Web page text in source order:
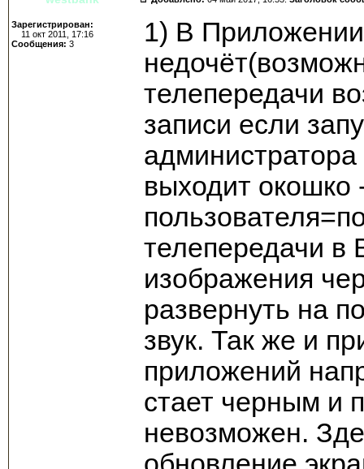
Зарегистрирован:
11 окт 2011, 17:16
Сообщения: 3
1) В
телепередачи
записи если
выходит окошко
телепередачи в
изображения
развернуть на
звук. Так же и
приложений
стает черным и
невозможен.